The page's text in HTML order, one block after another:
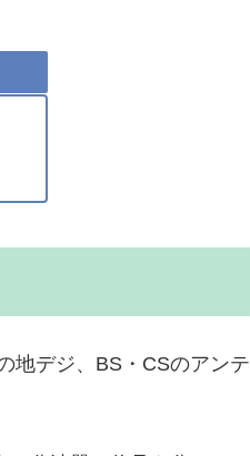
地デジ、BS・CSのアンテ